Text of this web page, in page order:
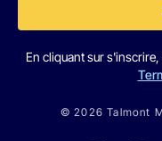
En cliquant sur
© 2026 Talmont